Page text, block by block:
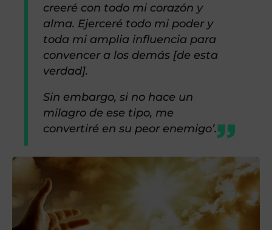
creeré con todo mi corazón y
alma. ​​Ejerceré todo mi poder y
toda mi amplia influencia para
convencer a los demás [de esta
verdad].
Sin embargo, si no hace un
milagro de ese tipo, me
convertiré en su peor enemigo’.